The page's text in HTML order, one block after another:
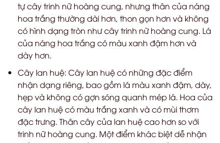
tự cây trinh nữ hoàng cung, nhưng thân của náng
hoa trắng thường dài hơn, thon gọn hơn và không
có hình dạng tròn như cây trinh nữ hoàng cung. Lá
của náng hoa trắng có màu xanh đậm hơn và
dày hơn.
Cây lan huệ: Cây lan huệ có những đặc điểm
nhận dạng riêng, bao gồm lá màu xanh đậm, dày,
hẹp và không có gợn sóng quanh mép lá. Hoa của
cây lan huệ có màu trắng xanh và có mùi thơm
đặc trưng. Thân cây của lan huệ cao hơn so với
trinh nữ hoàng cung. Một điểm khác biệt dễ nhận